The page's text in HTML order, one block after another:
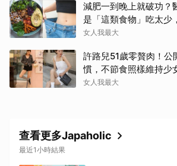
減肥一到晚上就破功？
是「這類食物」吃太少
易瘦！
女人我最大
許路兒51歲零贅肉！公
慣，不節食照樣維持少
女人我最大
查看更多Japaholic
最近1小時結果